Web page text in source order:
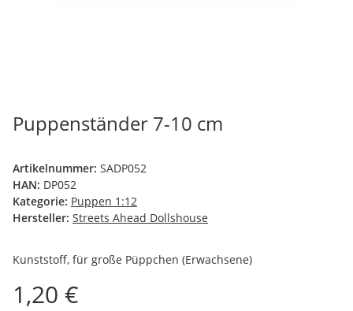
Puppenständer 7-10 cm
Artikelnummer: SADP052
HAN: DP052
Kategorie: Puppen 1:12
Hersteller: Streets Ahead Dollshouse
Kunststoff, für große Püppchen (Erwachsene)
1,20 €